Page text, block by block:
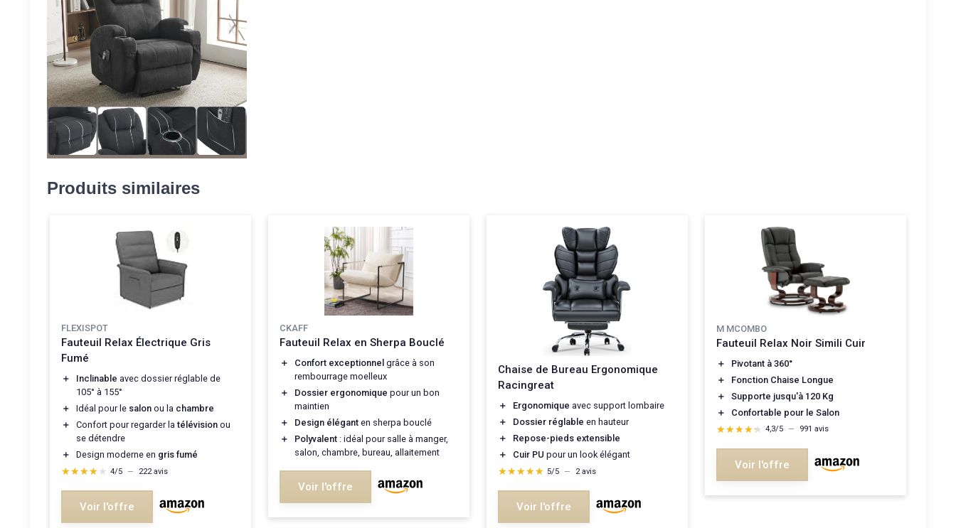
Produits similaires
FLEXISPOT
Fauteuil Relax Électrique Gris
Fumé
＋ Inclinable avec dossier réglable de
105° à 155°
＋
Idéal pour le salon ou la chambre
＋
Confort pour regarder la télévision ou
se détendre
＋
Design moderne en gris fumé
★★★★★
★★★★★ 4/5 — 222 avis
Voir l'offre
CKAFF
Fauteuil Relax en Sherpa Bouclé
＋ Confort exceptionnel grâce à son
rembourrage moelleux
＋
Dossier ergonomique pour un bon
maintien
＋
Design élégant en sherpa bouclé
＋
Polyvalent : idéal pour salle à manger,
salon, chambre, bureau, allaitement
Voir l'offre
Chaise de Bureau Ergonomique
Racingreat
＋ Ergonomique avec support lombaire
＋
Dossier réglable en hauteur
＋
Repose-pieds extensible
＋
Cuir PU pour un look élégant
★★★★★
★★★★★ 5/5 — 2 avis
Voir l'offre
M MCOMBO
Fauteuil Relax Noir Simili Cuir
＋
Pivotant à 360°
＋
Fonction Chaise Longue
＋
Supporte jusqu'à 120 Kg
＋
Confortable pour le Salon
★★★★★
★★★★★ 4,3/5 — 991 avis
Voir l'offre